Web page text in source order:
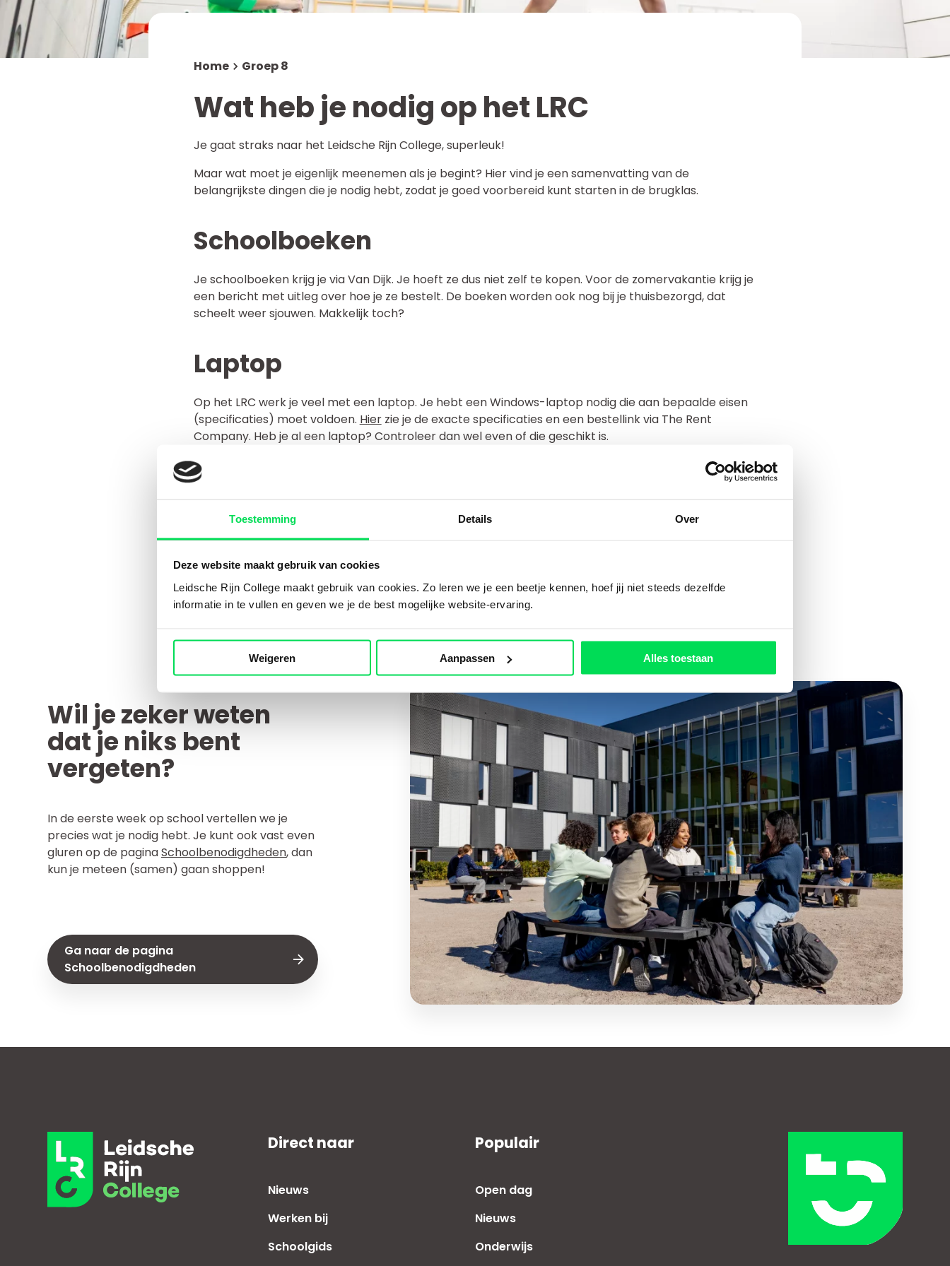
Toestemming Details Over
Deze website maakt gebruik van cookies
Leidsche Rijn College maakt gebruik van cookies. Zo leren we je een beetje kennen, hoef jij niet steeds dezelfde
informatie in te vullen en geven we je de best mogelijke website-ervaring.
Weigeren Aanpassen Alles toestaan
Werken bij
Mediatheek
MR en OR
NUOVO Solidariteitsfonds
Home Groep 8
Wat heb je nodig op het LRC
Je gaat straks naar het Leidsche Rijn College, superleuk!
Maar wat moet je eigenlijk meenemen als je begint? Hier vind je een samenvatting van de
belangrijkste dingen die je nodig hebt, zodat je goed voorbereid kunt starten in de brugklas.
Schoolboeken
Je schoolboeken krijg je via Van Dijk. Je hoeft ze dus niet zelf te kopen. Voor de zomervakantie krijg je
een bericht met uitleg over hoe je ze bestelt. De boeken worden ook nog bij je thuisbezorgd, dat
scheelt weer sjouwen. Makkelijk toch?
Laptop
Op het LRC werk je veel met een laptop. Je hebt een Windows-laptop nodig die aan bepaalde eisen
(specificaties) moet voldoen. Hierzie je de exacte specificaties en een bestellink via The Rent
Company. Heb je al een laptop? Controleer dan wel even of die geschikt is.
Schoolspullen
Naast je boeken en laptop heb je ook andere spullen nodig, zoals:
Een etui met pennen, potloden, een gum en een geodriehoek
Een rekenmachine (de juiste versie hoor je van je wiskundedocent)
Sportkleding voor de gymles (zie kledingvoorschriften)
Wil je zeker weten
dat je niks bent
vergeten?
In de eerste week op school vertellen we je
precies wat je nodig hebt. Je kunt ook vast even
gluren op de paginaSchoolbenodigdheden, dan
kun je meteen (samen) gaan shoppen!
Ga naar de pagina
Schoolbenodigdheden
Direct naar
Nieuws
Werken bij
Schoolgids
Populair
Open dag
Nieuws
Onderwijs